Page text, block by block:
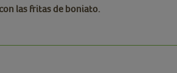
las fritas de boniato.